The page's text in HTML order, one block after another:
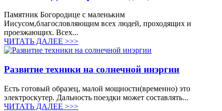
Памятник Богородице с маленьким
Иисусом,благословляющим всех людей, проходящих и
проезжающих. Всех...
ЧИТАТЬ ДАЛЕЕ >>>
Развитие техники на солнечной инэргии
Есть готовый образец, малой мощности(временно) это
электроскутер. Дальность поездки может составлять...
ЧИТАТЬ ДАЛЕЕ >>>